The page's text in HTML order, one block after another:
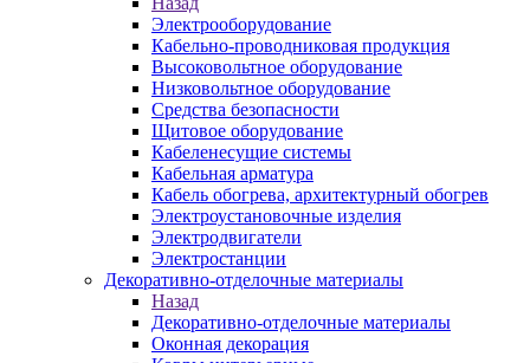
Электрооборудование
Кабельно-проводниковая продукция
Высоковольтное оборудование
Низковольтное оборудование
Средства безопасности
Щитовое оборудование
Кабеленесущие системы
Кабельная арматура
Кабель обогрева, архитектурный обогрев
Электроустановочные изделия
Электродвигатели
Электростанции
Декоративно-отделочные материалы
Назад
Декоративно-отделочные материалы
Оконная декорация